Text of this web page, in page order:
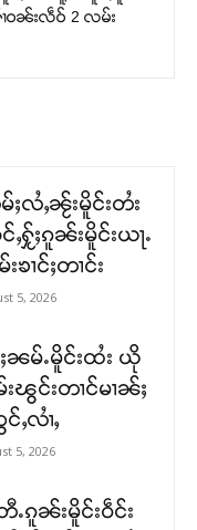
ၢႆဝၼ်းလဵဝ် 2 လမ်း
ႈလႆႇၼႂ်းမိူင်းတႆး
ႁႂ်ႈၵူၼ်းမိူင်းယႃႉ
ၶၢင်ႈတၢင်း
5, 2026
ၼမ်ႉမိူင်းထႆး ယို
ၽွင်းတၢင်မၢၼ်ႈ
ႇလၢႆႇ
5, 2026
ႉၵူၼ်းမိူင်းဝဵင်း